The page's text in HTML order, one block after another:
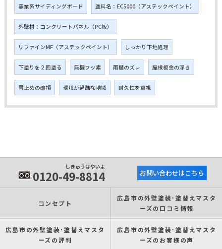
窯業系サイディングボード 塗料名：EC5000（アステックペイント）
外壁材：コンクリートパネル（PC板）
リファインMF（アステックペイント） しっかり下地処理
下塗りを２回塗る 無機フッ素 雨樋のズレ 屋根板金の浮き
雪止めの破損 環境が過酷な地域 耐久性を重視
しきゅうはやいよ
0120-49-8814 お問い合わせはこちら
コンセプト
広島市の外壁塗装･塗替えマスタ
ーズの口コミ情報
広島市の外壁塗装･塗替えマスタ
ーズの評判
広島市の外壁塗装･塗替えマスタ
ーズのお客様の声